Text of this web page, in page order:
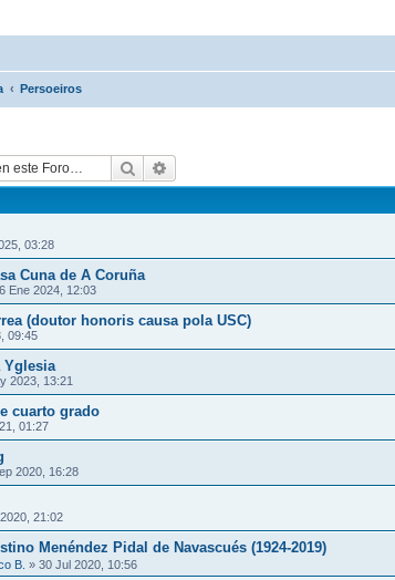
Persoeiros
Buscar
03:28
Cuna de A Coruña
Ene 2024, 12:03
(doutor honoris causa pola USC)
09:45
Yglesia
2023, 13:21
cuarto grado
01:27
2020, 16:28
21:02
Menéndez Pidal de Navascués (1924-2019)
B. » 30 Jul 2020, 10:56